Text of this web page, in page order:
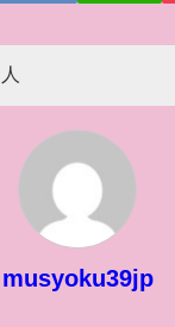
musyoku39jp